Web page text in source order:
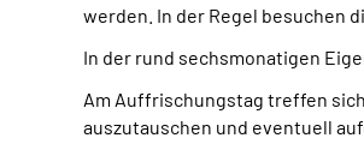
werden. In der Regel besuchen
In der rund sechsmonatigen
Am Auffrischungstag treffen
auszutauschen und eventuell